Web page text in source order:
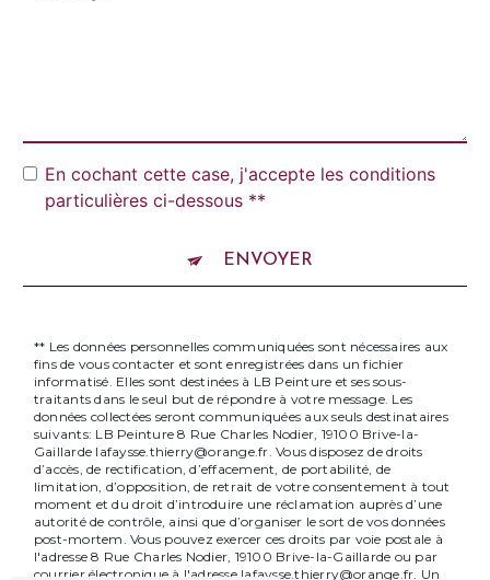
En cochant cette case, j'accepte les conditions
particulières ci-dessous **
ENVOYER
** Les données personnelles communiquées sont nécessaires aux
fins de vous contacter et sont enregistrées dans un fichier
informatisé. Elles sont destinées à LB Peinture et ses sous-
traitants dans le seul but de répondre à votre message. Les
données collectées seront communiquées aux seuls destinataires
suivants: LB Peinture 8 Rue Charles Nodier, 19100 Brive-la-
Gaillarde lafaysse.thierry@orange.fr. Vous disposez de droits
d’accès, de rectification, d’effacement, de portabilité, de
limitation, d’opposition, de retrait de votre consentement à tout
moment et du droit d’introduire une réclamation auprès d’une
autorité de contrôle, ainsi que d’organiser le sort de vos données
post-mortem. Vous pouvez exercer ces droits par voie postale à
l'adresse 8 Rue Charles Nodier, 19100 Brive-la-Gaillarde ou par
courrier électronique à l'adresse lafaysse.thierry@orange.fr. Un